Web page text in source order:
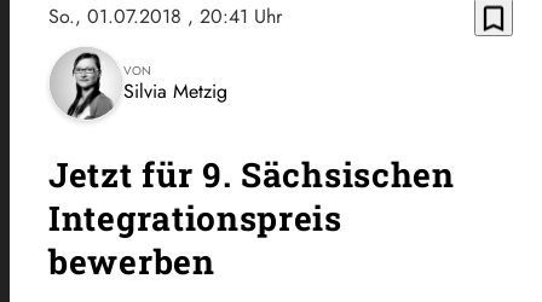
So., 01.07.2018 , 20:41 Uhr bookmark_border
VON
Silvia Metzig
Jetzt für 9. Sächsischen
Integrationspreis
bewerben